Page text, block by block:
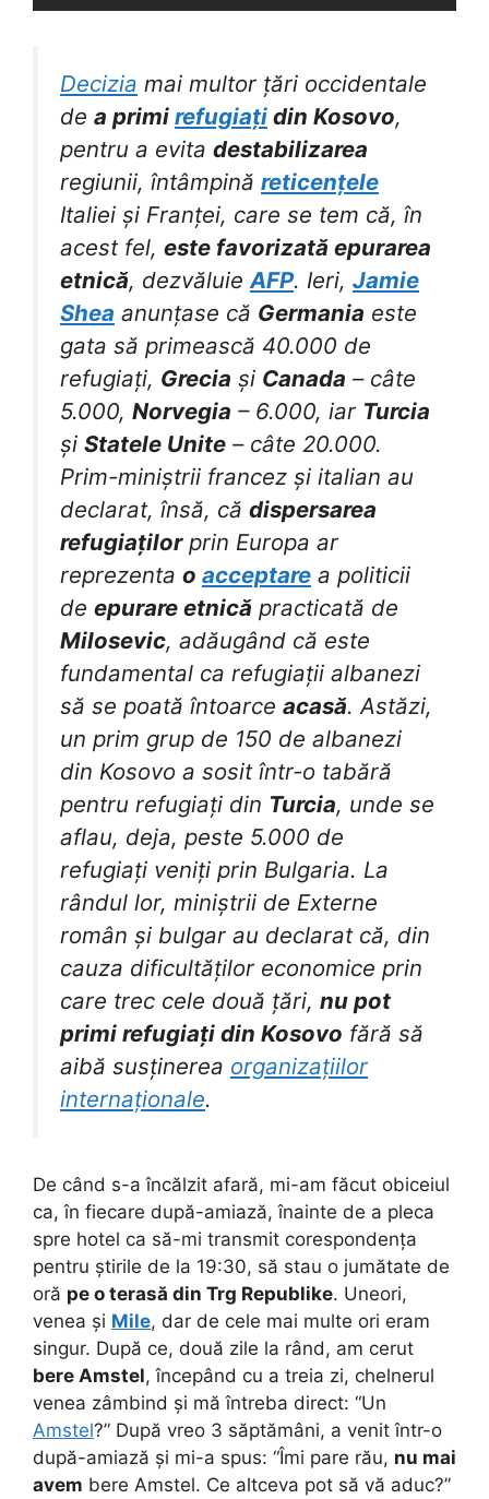
Decizia mai multor țări occidentale
de a primi refugiați din Kosovo,
pentru a evita destabilizarea
regiunii, întâmpină reticențele
Italiei și Franței, care se tem că, în
acest fel, este favorizată epurarea
etnică, dezvăluieAFP. Ieri, Jamie
Shea anunțase că Germania este
gata să primească 40.000 de
refugiați, Grecia și Canada – câte
5.000, Norvegia – 6.000, iar Turcia
și Statele Unite – câte 20.000.
Prim-miniștrii francez și italian au
declarat, însă, că dispersarea
refugiațilorprin Europa ar
reprezenta o acceptare a politicii
de epurare etnică practicată de
Milosevic, adăugând că este
fundamental ca refugiații albanezi
să se poată întoarce acasă. Astăzi,
un prim grup de 150 de albanezi
din Kosovo a sosit într-o tabără
pentru refugiați din Turcia, unde se
aflau, deja, peste 5.000 de
refugiați veniți prin Bulgaria. La
rândul lor, miniștrii de Externe
român și bulgar au declarat că, din
cauza dificultăților economice prin
care trec cele două țări, nu pot
primi refugiați din Kosovo fără să
aibă susținerea organizațiilor
internaționale.
De când s-a încălzit afară, mi-am făcut obiceiul
ca, în fiecare după-amiază, înainte de a pleca
spre hotel ca să-mi transmit corespondența
pentru știrile de la 19:30, să stau o jumătate de
oră pe o terasă din Trg Republike. Uneori,
venea și Mile, dar de cele mai multe ori eram
singur. După ce, două zile la rând, am cerut
bere Amstel, începând cu a treia zi, chelnerul
venea zâmbind și mă întreba direct: “Un
Amstel?” După vreo 3 săptămâni, a venit într-o
după-amiază și mi-a spus: “Îmi pare rău, nu mai
avem bere Amstel. Ce altceva pot să vă aduc?”